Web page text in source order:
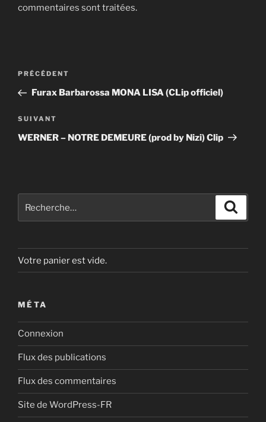
commentaires sont traitées.
Navigation
l’article
Article
précédent
PRÉCÉDENT
Furax Barbarossa MONA LISA (CLip officiel)
Article
suivant
SUIVANT
WERNER – NOTRE DEMEURE (prod by Nizi) Clip
pour
Votre panier est vide.
MÉTA
Connexion
Flux des publications
Flux des commentaires
Site de WordPress-FR